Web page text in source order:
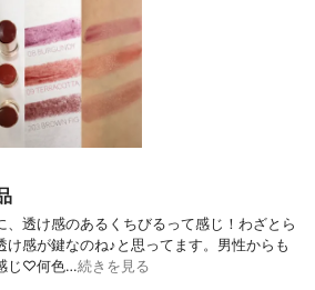
、透け感のあるくちびるって感じ！わざとら
け感が鍵なのね♪と思ってます。男性からも
じ♡何色…続きを見る